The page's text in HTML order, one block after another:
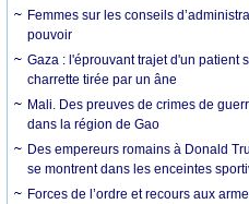
Femmes sur les conseils
pouvoir
Gaza : l'éprouvant trajet d'un
charrette tirée par un âne
Mali. Des preuves de crimes de
dans la région de Gao
Des empereurs romains à Donald
se montrent dans les enceintes
Forces de l’ordre et recours aux